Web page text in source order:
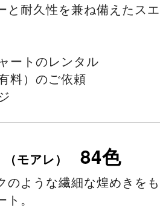
と耐久性を兼ね備えたス
ートのレンタル
料）のご依頼
（モアレ） 84色
のような繊細な煌めきを
。